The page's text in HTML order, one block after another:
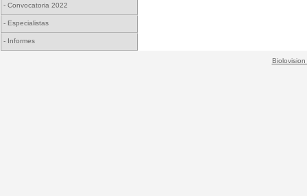
- Convocatoria 2022
- Especialistas
- Informes
Biolovision